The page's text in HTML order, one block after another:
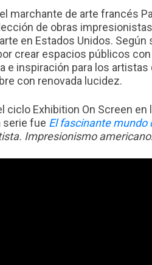
marchante de arte francés
de obras
en Estados Unidos. Según
crear espacios públicos con
e inspiración para los artistas
con renovada lucidez.
ciclo Exhibition On Screen en
serie fue El fascinante mundo
Impresionismo americano.